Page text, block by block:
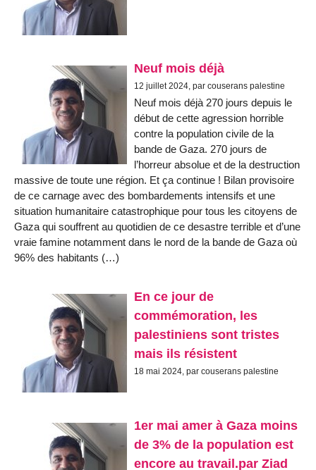
Neuf mois déjà
12 juillet 2024, par couserans palestine
Neuf mois déjà 270 jours depuis le
début de cette agression horrible
contre la population civile de la
bande de Gaza. 270 jours de
l’horreur absolue et de la destruction
massive de toute une région. Et ça continue ! Bilan provisoire
de ce carnage avec des bombardements intensifs et une
situation humanitaire catastrophique pour tous les citoyens de
Gaza qui souffrent au quotidien de ce desastre terrible et d’une
vraie famine notamment dans le nord de la bande de Gaza où
96% des habitants (…)
En ce jour de
commémoration, les
palestiniens sont tristes
mais ils résistent
18 mai 2024, par couserans palestine
1er mai amer à Gaza moins
de 3% de la population est
encore au travail.par Ziad